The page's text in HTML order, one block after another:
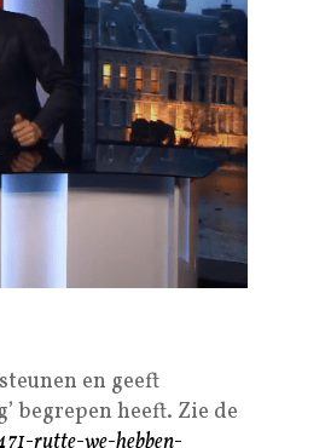
en geeft
begrepen heeft. Zie de